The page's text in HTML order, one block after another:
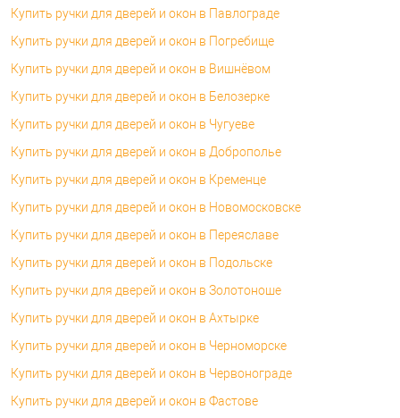
Купить ручки для дверей и окон в Павлограде
Купить ручки для дверей и окон в Погребище
Купить ручки для дверей и окон в Вишнёвом
Купить ручки для дверей и окон в Белозерке
Купить ручки для дверей и окон в Чугуеве
Купить ручки для дверей и окон в Доброполье
Купить ручки для дверей и окон в Кременце
Купить ручки для дверей и окон в Новомосковске
Купить ручки для дверей и окон в Переяславе
Купить ручки для дверей и окон в Подольске
Купить ручки для дверей и окон в Золотоноше
Купить ручки для дверей и окон в Ахтырке
Купить ручки для дверей и окон в Черноморске
Купить ручки для дверей и окон в Червонограде
Купить ручки для дверей и окон в Фастове